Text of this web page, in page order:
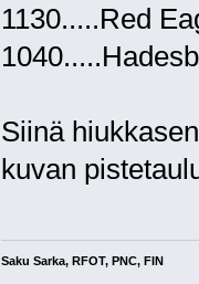
1130.....Red
Siinä
kuvan
Saku Sarka, RFOT, PNC, FIN